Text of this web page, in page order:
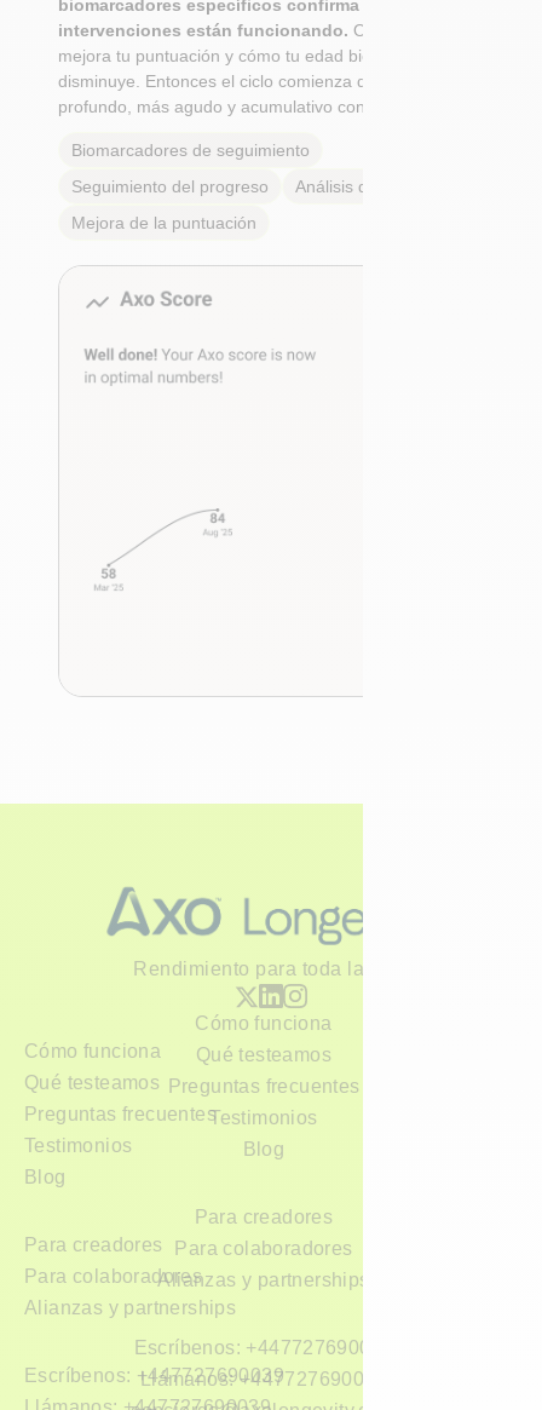
biomarcadores específicos confirma si tus
intervenciones están funcionando.Observa cómo
mejora tu puntuación y cómo tu edad biológica
disminuye. Entonces el ciclo comienza de nuevo: Más
profundo, más agudo y acumulativo con cada paso.
Biomarcadores de seguimiento
Seguimiento del progreso
Análisis de tendencias
Mejora de la puntuación
Rendimiento para toda la vida
Cómo funciona
Cómo funciona
Qué testeamos
Qué testeamos
Preguntas frecuentes
Preguntas frecuentesTestimonios
Testimonios
Blog
Blog
Para creadores
Para creadores
Para colaboradores
Para colaboradoresAlianzas y partnerships
Alianzas y partnerships
Escríbenos: +447727690039
Escríbenos: +447727690039
Llámanos: +447727690039